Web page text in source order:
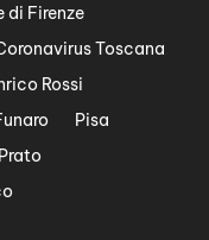
di Firenze
Toscana
Rossi
Pisa